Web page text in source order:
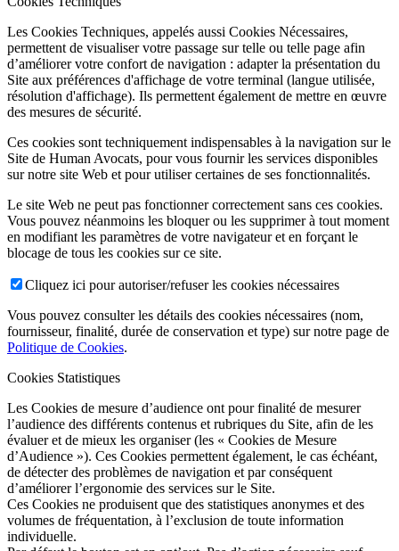
Les Cookies Techniques, appelés aussi Cookies Nécessaires,
permettent de visualiser votre passage sur telle ou telle page afin
d’améliorer votre confort de navigation : adapter la présentation du
Site aux préférences d'affichage de votre terminal (langue utilisée,
résolution d'affichage). Ils permettent également de mettre en œuvre
des mesures de sécurité.
Ces cookies sont techniquement indispensables à la navigation sur le
Site de Human Avocats, pour vous fournir les services disponibles
sur notre site Web et pour utiliser certaines de ses fonctionnalités.
Le site Web ne peut pas fonctionner correctement sans ces cookies.
Vous pouvez néanmoins les bloquer ou les supprimer à tout moment
en modifiant les paramètres de votre navigateur et en forçant le
blocage de tous les cookies sur ce site.
Cliquez ici pour autoriser/refuser les cookies nécessaires
Vous pouvez consulter les détails des cookies nécessaires (nom,
fournisseur, finalité, durée de conservation et type) sur notre page de
Politique de Cookies.
Cookies Statistiques
Les Cookies de mesure d’audience ont pour finalité de mesurer
l’audience des différents contenus et rubriques du Site, afin de les
évaluer et de mieux les organiser (les « Cookies de Mesure
d’Audience »). Ces Cookies permettent également, le cas échéant,
de détecter des problèmes de navigation et par conséquent
d’améliorer l’ergonomie des services sur le Site.
Ces Cookies ne produisent que des statistiques anonymes et des
volumes de fréquentation, à l’exclusion de toute information
individuelle.